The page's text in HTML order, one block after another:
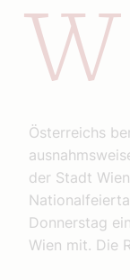
W
Österreichs
der Stadt
Donnerstag
Wien mit. Die